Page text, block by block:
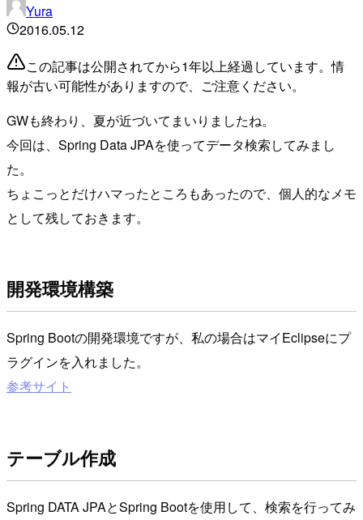
Yura
2016.05.12
この記事は公開されてから1年以上経過しています。情
報が古い可能性がありますので、ご注意ください。
GWも終わり、夏が近づいてまいりましたね。
今回は、Spring Data JPAを使ってデータ検索してみまし
た。
ちょこっとだけハマったところもあったので、個人的なメモ
として残しておきます。
開発環境構築
Spring Bootの開発環境ですが、私の場合はマイEclipseにプ
ラグインを入れました。
参考サイト
テーブル作成
Spring DATA JPAとSpring Bootを使用して、検索を行ってみ